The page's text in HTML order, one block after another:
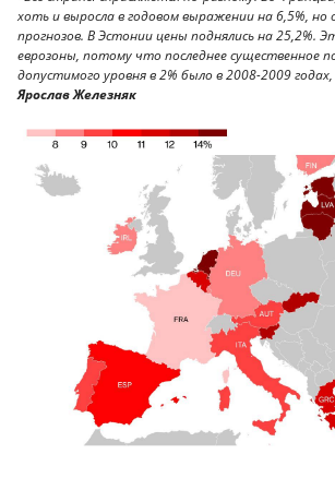
хоть и выросла в годовом выражении на 6,5%, но
прогнозов. В Эстонии цены поднялись на 25,2%.
еврозоны, потому что последнее существенное
допустимого уровня в 2% было в 2008-2009
Ярослав Железняк